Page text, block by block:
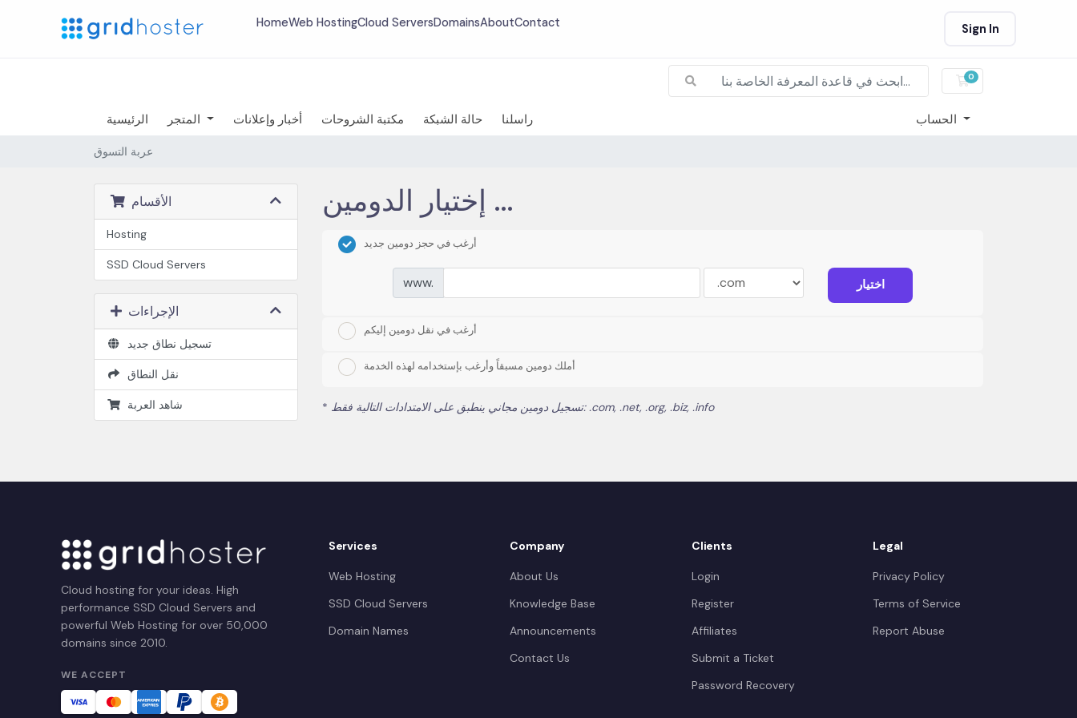
HomeWeb HostingCloud ServersDomainsAboutContact Sign In
0
عربة التسوق
الرئيسية أخبار وإعلانات مكتبة الشروحات حالة الشبكة راسلنا
عربة التسوق
الأقسام
Hosting
SSD Cloud Server‎s
الإجراءات
تسجيل نطاق جديد
نقل النطاق
شاهد العربة
إختيار الدومين ...
أرغب في حجز دومين جديد
www. اختيار
أرغب في نقل دومين إليكم
أملك دومين مسبقاً وأرغب بإستخدامه لهذه الخدمة
* تسجيل دومين مجاني ينطبق على الامتدادات التالية فقط: .com, .net, .org, .biz, .info
Cloud hosting for your ideas. High
performance SSD Cloud Servers and
powerful Web Hosting for over 50,000
domains since 2010.
WE ACCEPT
Services
Web Hosting
SSD Cloud Servers
Domain Names
Company
About Us
Knowledge Base
Announcements
Contact Us
Clients
Login
Register
Affiliates
Submit a Ticket
Password Recovery
Legal
Privacy Policy
Terms of Service
Report Abuse